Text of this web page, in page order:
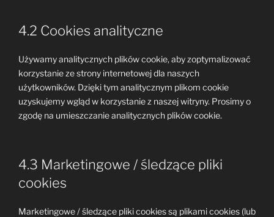
4.2 Cookies analityczne
Używamy analitycznych plików cookie, aby zoptymalizować
korzystanie ze strony internetowej dla naszych
użytkowników. Dzięki tym analitycznym plikom cookie
uzyskujemy wgląd w korzystanie z naszej witryny. Prosimy o
zgodę na umieszczanie analitycznych plików cookie.
4.3 Marketingowe / śledzące pliki
cookies
Marketingowe / śledzące pliki cookies są plikami cookies (lub